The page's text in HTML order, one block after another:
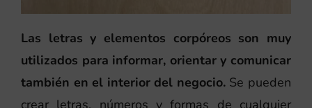
Las letras y elementos corpóreos son muy
utilizados para informar, orientar y comunicar
también en el interior del negocio.Se pueden